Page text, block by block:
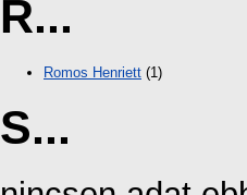
R...
Romos Henriett (1)
S...